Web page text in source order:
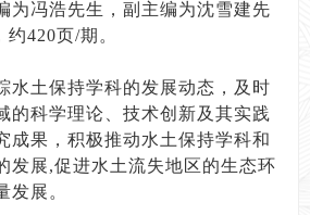
为冯浩先生，副主编为沈雪建先
420页/期。
水土保持学科的发展动态，及时
的科学理论、技术创新及其实践
成果，积极推动水土保持学科和
发展,促进水土流失地区的生态环
发展。